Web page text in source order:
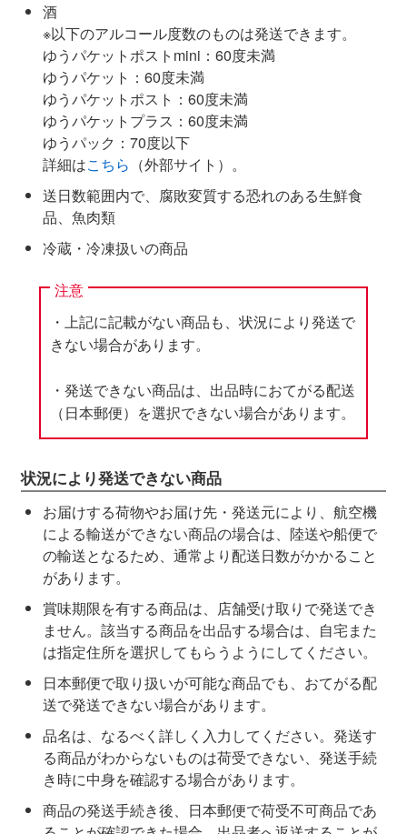
酒
※以下のアルコール度数のものは発送できます。
ゆうパケットポストmini：60度未満
ゆうパケット：60度未満
ゆうパケットポスト：60度未満
ゆうパケットプラス：60度未満
ゆうパック：70度以下
詳細はこちら （外部サイト）。
送日数範囲内で、腐敗変質する恐れのある生鮮食
品、魚肉類
冷蔵・冷凍扱いの商品
注意
・上記に記載がない商品も、状況により発送で
きない場合があります。
・発送できない商品は、出品時におてがる配送
（日本郵便）を選択できない場合があります。
状況により発送できない商品
お届けする荷物やお届け先・発送元により、航空機
による輸送ができない商品の場合は、陸送や船便で
の輸送となるため、通常より配送日数がかかること
があります。
賞味期限を有する商品は、店舗受け取りで発送でき
ません。該当する商品を出品する場合は、自宅また
は指定住所を選択してもらうようにしてください。
日本郵便で取り扱いが可能な商品でも、おてがる配
送で発送できない場合があります。
品名は、なるべく詳しく入力してください。発送す
る商品がわからないものは荷受できない、発送手続
き時に中身を確認する場合があります。
商品の発送手続き後、日本郵便で荷受不可商品であ